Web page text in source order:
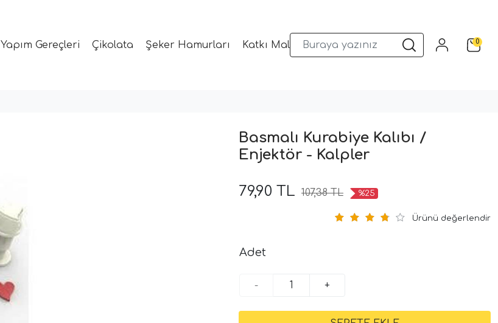
Yapım Gereçleri Çikolata Şeker Hamurları Katkı Malzemeleri Sunum Gereçleri Kalıplar0
Basmalı Kurabiye Kalıbı /
Enjektör - Kalpler
79,90 TL 107,38 TL %25
Ürünü değerlendir
Adet
- +